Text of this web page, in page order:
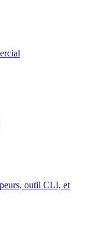
outil CLI, et